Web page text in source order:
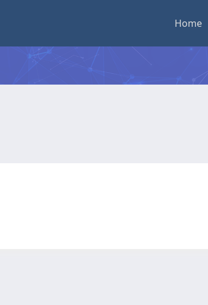
Home